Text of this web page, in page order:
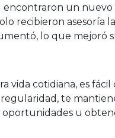
encontraron un
recibieron asesoría
lo que mejoró
vida cotidiana, es fácil
te
u